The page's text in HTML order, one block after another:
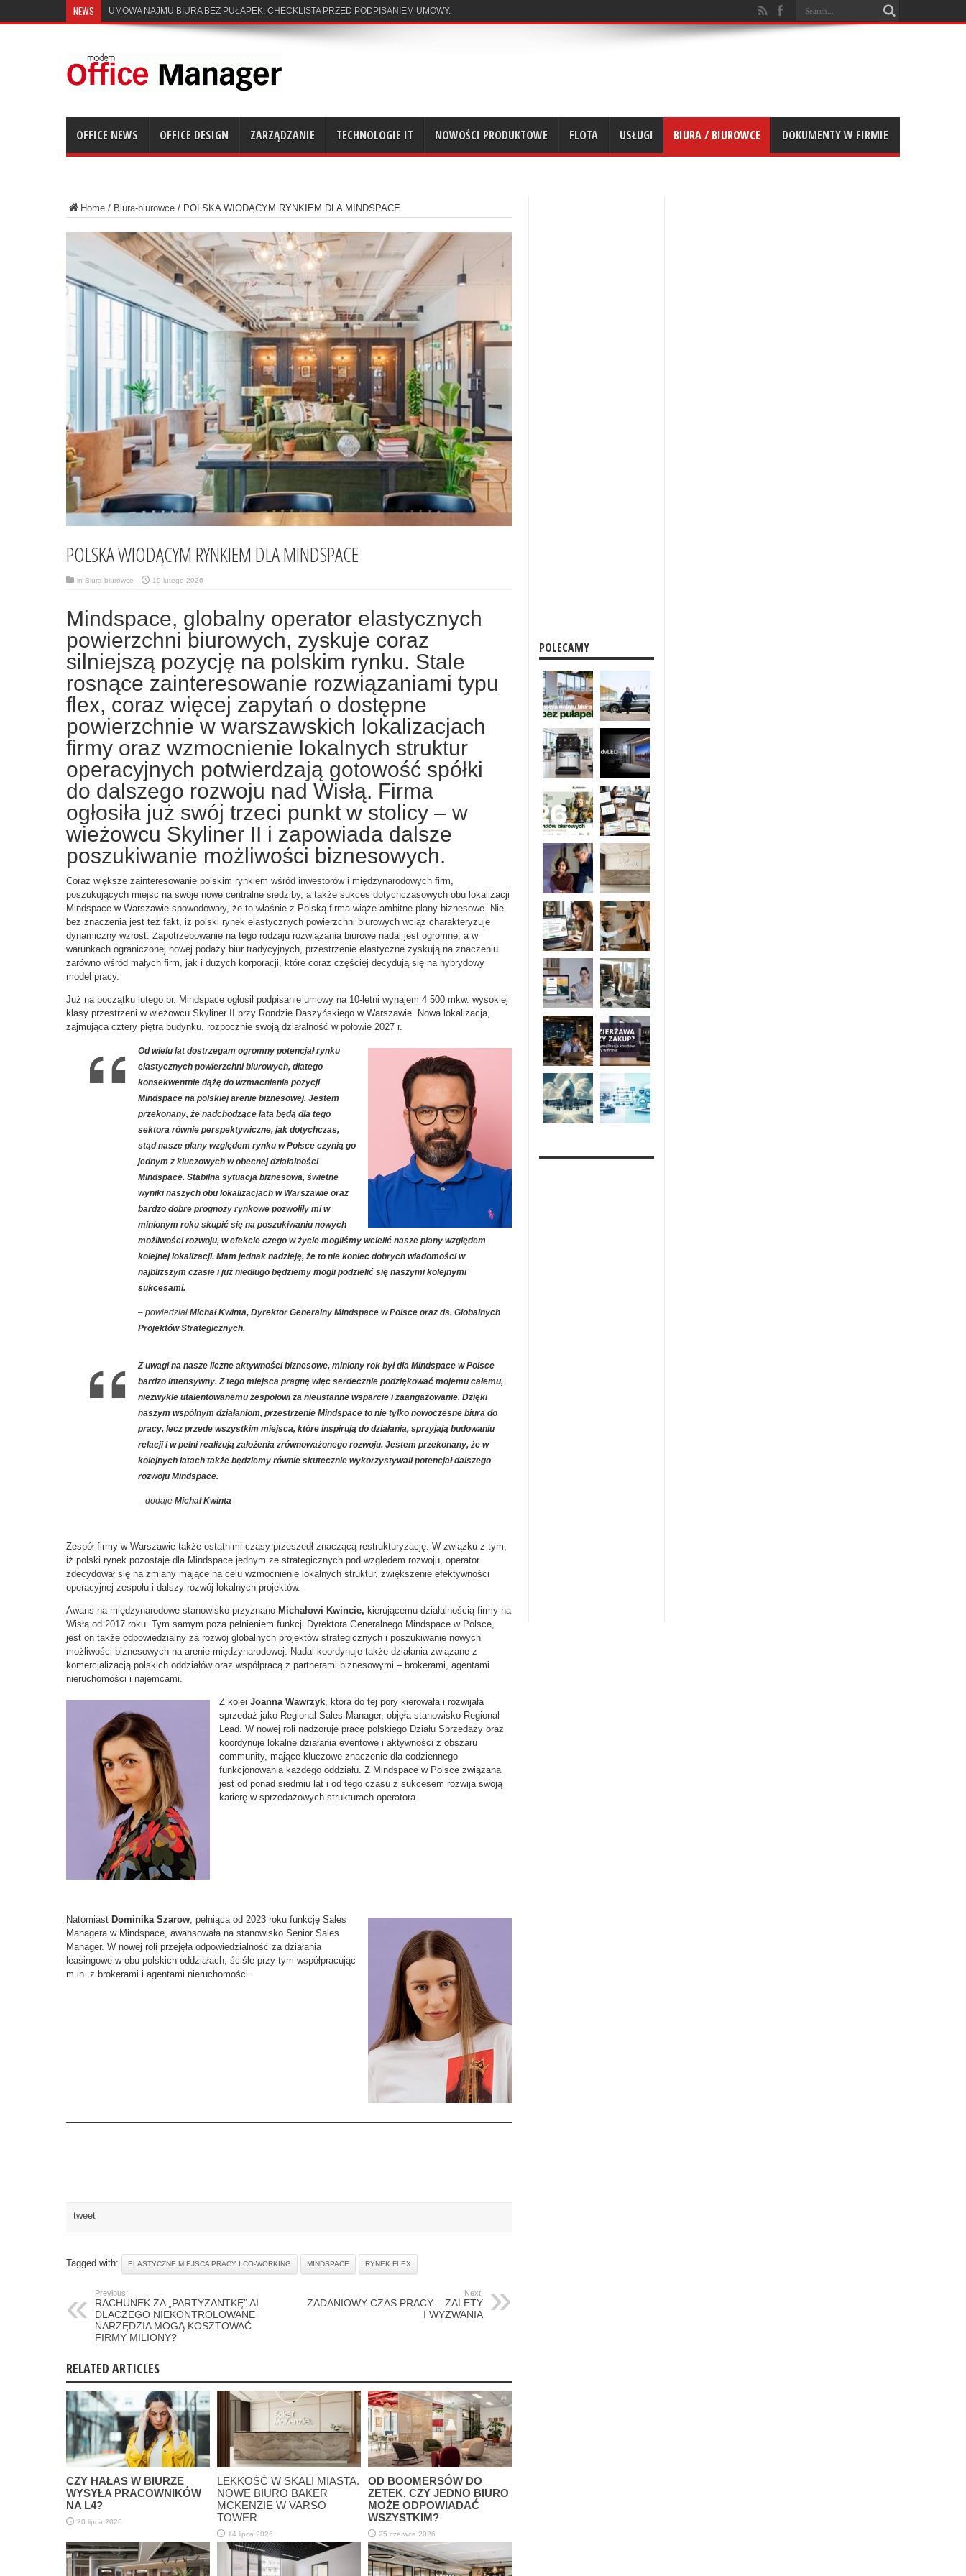
NEWS UMOWA NAJMU BIURA BEZ PUŁAPEK. CHECKLISTA PRZED PODPISANIEM UMOWY.
OFFICE NEWS OFFICE DESIGN ZARZĄDZANIE TECHNOLOGIE IT NOWOŚCI PRODUKTOWE FLOTA USŁUGI BIURA / BIUROWCE DOKUMENTY W FIRMIE
Home / Biura-biurowce / POLSKA WIODĄCYM RYNKIEM DLA MINDSPACE
POLSKA WIODĄCYM RYNKIEM DLA MINDSPACE
in Biura-biurowce 19 lutego 2026
Mindspace, globalny operator elastycznych
powierzchni biurowych, zyskuje coraz
silniejszą pozycję na polskim rynku. Stale
rosnące zainteresowanie rozwiązaniami typu
flex, coraz więcej zapytań o dostępne
powierzchnie w warszawskich lokalizacjach
firmy oraz wzmocnienie lokalnych struktur
operacyjnych potwierdzają gotowość spółki
do dalszego rozwoju nad Wisłą. Firma
ogłosiła już swój trzeci punkt w stolicy – w
wieżowcu Skyliner II i zapowiada dalsze
poszukiwanie możliwości biznesowych.
Coraz większe zainteresowanie polskim rynkiem wśród inwestorów i międzynarodowych firm,
poszukujących miejsc na swoje nowe centralne siedziby, a także sukces dotychczasowych obu lokalizacji
Mindspace w Warszawie spowodowały, że to właśnie z Polską firma wiąże ambitne plany biznesowe. Nie
bez znaczenia jest też fakt, iż polski rynek elastycznych powierzchni biurowych wciąż charakteryzuje
dynamiczny wzrost. Zapotrzebowanie na tego rodzaju rozwiązania biurowe nadal jest ogromne, a w
warunkach ograniczonej nowej podaży biur tradycyjnych, przestrzenie elastyczne zyskują na znaczeniu
zarówno wśród małych firm, jak i dużych korporacji, które coraz częściej decydują się na hybrydowy
model pracy.
Już na początku lutego br. Mindspace ogłosił podpisanie umowy na 10-letni wynajem 4 500 mkw. wysokiej
klasy przestrzeni w wieżowcu Skyliner II przy Rondzie Daszyńskiego w Warszawie. Nowa lokalizacja,
zajmująca cztery piętra budynku, rozpocznie swoją działalność w połowie 2027 r.
Od wielu lat dostrzegam ogromny potencjał rynku
elastycznych powierzchni biurowych, dlatego
konsekwentnie dążę do wzmacniania pozycji
Mindspace na polskiej arenie biznesowej. Jestem
przekonany, że nadchodzące lata będą dla tego
sektora równie perspektywiczne, jak dotychczas,
stąd nasze plany względem rynku w Polsce czynią go
jednym z kluczowych w obecnej działalności
Mindspace. Stabilna sytuacja biznesowa, świetne
wyniki naszych obu lokalizacjach w Warszawie oraz
bardzo dobre prognozy rynkowe pozwoliły mi w
minionym roku skupić się na poszukiwaniu nowych
możliwości rozwoju, w efekcie czego w życie mogliśmy wcielić nasze plany względem
kolejnej lokalizacji. Mam jednak nadzieję, że to nie koniec dobrych wiadomości w
najbliższym czasie i już niedługo będziemy mogli podzielić się naszymi kolejnymi
sukcesami.
– powiedział Michał Kwinta, Dyrektor Generalny Mindspace w Polsce oraz ds. Globalnych
Projektów Strategicznych.
Z uwagi na nasze liczne aktywności biznesowe, miniony rok był dla Mindspace w Polsce
bardzo intensywny. Z tego miejsca pragnę więc serdecznie podziękować mojemu całemu,
niezwykle utalentowanemu zespołowi za nieustanne wsparcie i zaangażowanie. Dzięki
naszym wspólnym działaniom, przestrzenie Mindspace to nie tylko nowoczesne biura do
pracy, lecz przede wszystkim miejsca, które inspirują do działania, sprzyjają budowaniu
relacji i w pełni realizują założenia zrównoważonego rozwoju. Jestem przekonany, że w
kolejnych latach także będziemy równie skutecznie wykorzystywali potencjał dalszego
rozwoju Mindspace.
– dodaje Michał Kwinta
Zespół firmy w Warszawie także ostatnimi czasy przeszedł znaczącą restrukturyzację. W związku z tym,
iż polski rynek pozostaje dla Mindspace jednym ze strategicznych pod względem rozwoju, operator
zdecydował się na zmiany mające na celu wzmocnienie lokalnych struktur, zwiększenie efektywności
operacyjnej zespołu i dalszy rozwój lokalnych projektów.
Awans na międzynarodowe stanowisko przyznano Michałowi Kwincie, kierującemu działalnością firmy na
Wisłą od 2017 roku. Tym samym poza pełnieniem funkcji Dyrektora Generalnego Mindspace w Polsce,
jest on także odpowiedzialny za rozwój globalnych projektów strategicznych i poszukiwanie nowych
możliwości biznesowych na arenie międzynarodowej. Nadal koordynuje także działania związane z
komercjalizacją polskich oddziałów oraz współpracą z partnerami biznesowymi – brokerami, agentami
nieruchomości i najemcami.
Z kolei Joanna Wawrzyk, która do tej pory kierowała i rozwijała
sprzedaż jako Regional Sales Manager, objęła stanowisko Regional
Lead. W nowej roli nadzoruje pracę polskiego Działu Sprzedaży oraz
koordynuje lokalne działania eventowe i aktywności z obszaru
community, mające kluczowe znaczenie dla codziennego
funkcjonowania każdego oddziału. Z Mindspace w Polsce związana
jest od ponad siedmiu lat i od tego czasu z sukcesem rozwija swoją
karierę w sprzedażowych strukturach operatora.
Natomiast Dominika Szarow, pełniąca od 2023 roku funkcję Sales
Managera w Mindspace, awansowała na stanowisko Senior Sales
Manager. W nowej roli przejęła odpowiedzialność za działania
leasingowe w obu polskich oddziałach, ściśle przy tym współpracując
m.in. z brokerami i agentami nieruchomości.
tweet
Tagged with: ELASTYCZNE MIEJSCA PRACY I CO-WORKING MINDSPACE RYNEK FLEX
Previous:
RACHUNEK ZA „PARTYZANTKĘ” AI.
DLACZEGO NIEKONTROLOWANE
NARZĘDZIA MOGĄ KOSZTOWAĆ
FIRMY MILIONY?
Next:
ZADANIOWY CZAS PRACY – ZALETY
I WYZWANIA
RELATED ARTICLES
CZY HAŁAS W BIURZE
WYSYŁA PRACOWNIKÓW
NA L4?
20 lipca 2026
LEKKOŚĆ W SKALI MIASTA.
NOWE BIURO BAKER
MCKENZIE W VARSO
TOWER
14 lipca 2026
OD BOOMERSÓW DO
ZETEK. CZY JEDNO BIURO
MOŻE ODPOWIADAĆ
WSZYSTKIM?
25 czerwca 2026
POLECAMY